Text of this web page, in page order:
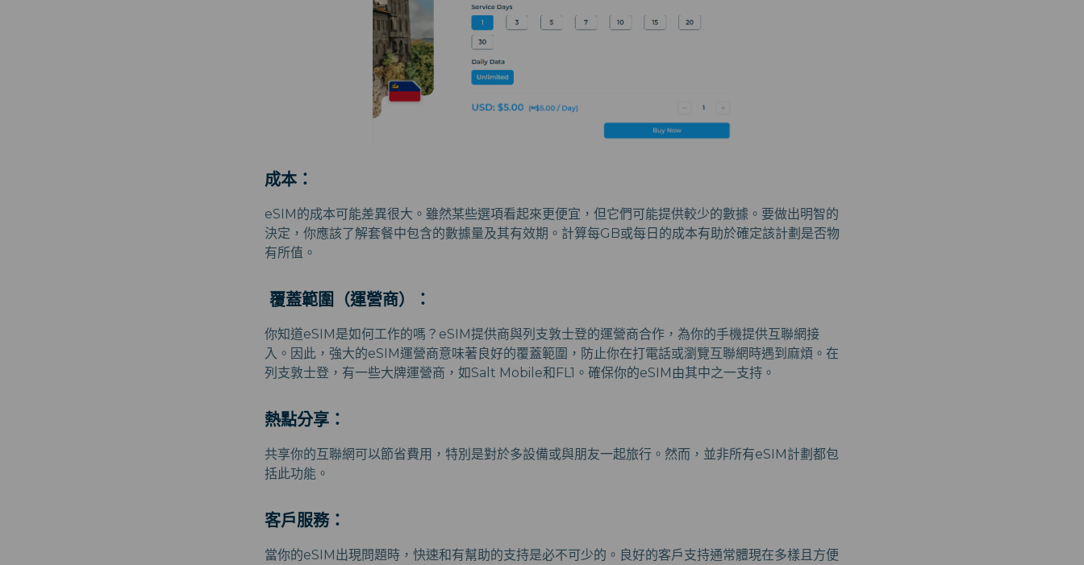
成本：
eSIM的成本可能差異很大。雖然某些選項看起來更便宜，但它們可能提供較少的數據。要做出明智的
決定，你應該了解套餐中包含的數據量及其有效期。計算每GB或每日的成本有助於確定該計劃是否物
有所值。
覆蓋範圍（運營商）：
你知道eSIM是如何工作的嗎？eSIM提供商與列支敦士登的運營商合作，為你的手機提供互聯網接
入。因此，強大的eSIM運營商意味著良好的覆蓋範圍，防止你在打電話或瀏覽互聯網時遇到麻煩。在
列支敦士登，有一些大牌運營商，如Salt Mobile和FL1。確保你的eSIM由其中之一支持。
熱點分享：
共享你的互聯網可以節省費用，特別是對於多設備或與朋友一起旅行。然而，並非所有eSIM計劃都包
括此功能。
客戶服務：
當你的eSIM出現問題時，快速和有幫助的支持是必不可少的。良好的客戶支持通常體現在多樣且方便